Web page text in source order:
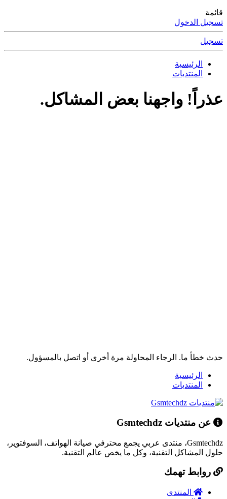
قائمة
تسجيل الدخول
تسجيل
الرئيسية
المنتديات
عذراً! واجهنا بعض المشاكل.
حدث خطأ ما. الرجاء المحاولة مرة أخرى أو اتصل بالمسؤول.
الرئيسية
المنتديات
عن منتديات Gsmtechdz
Gsmtechdz، منتدى عربي يجمع محترفي صيانة الهواتف، السوفتوير،
حلول المشاكل التقنية، وكل ما يخص عالم التقنية.
روابط تهمك
المنتدى